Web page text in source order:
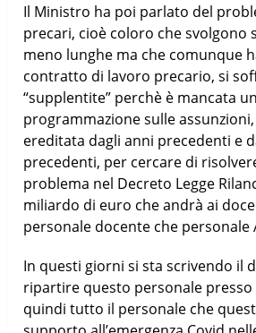
Il Ministro ha poi parlato del
precari, cioè coloro che svolgono
meno lunghe ma che comunque
contratto di lavoro precario, si
“supplentite” perchè è mancata
programmazione sulle
ereditata dagli anni precedenti e
precedenti, per cercare di
problema nel Decreto Legge
miliardo di euro che andrà ai
personale docente che personale
In questi giorni si sta scrivendo il
ripartire questo personale
quindi tutto il personale che